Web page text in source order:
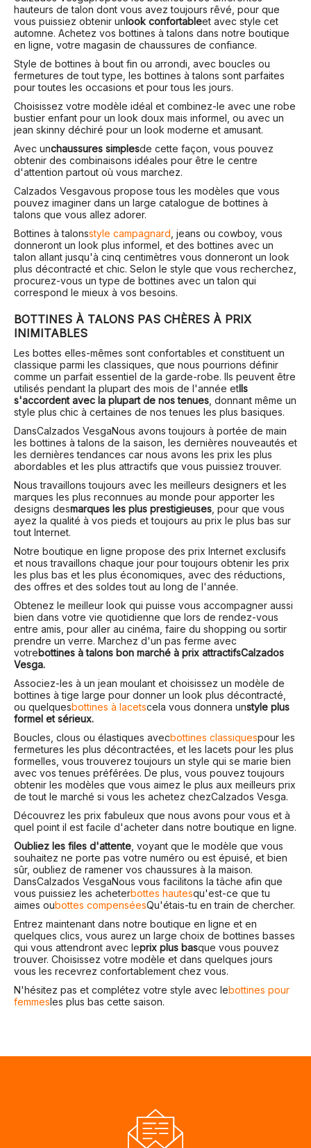
hauteurs de talon dont vous avez toujours rêvé, pour que
vous puissiez obtenir unlook confortableet avec style cet
automne. Achetez vos bottines à talons dans notre boutique
en ligne, votre magasin de chaussures de confiance.
Style de bottines à bout fin ou arrondi, avec boucles ou
fermetures de tout type, les bottines à talons sont parfaites
pour toutes les occasions et pour tous les jours.
Choisissez votre modèle idéal et combinez-le avec une robe
bustier enfant pour un look doux mais informel, ou avec un
jean skinny déchiré pour un look moderne et amusant.
Avec unchaussures simplesde cette façon, vous pouvez
obtenir des combinaisons idéales pour être le centre
d'attention partout où vous marchez.
Calzados Vesgavous propose tous les modèles que vous
pouvez imaginer dans un large catalogue de bottines à
talons que vous allez adorer.
Bottines à talonsstyle campagnard, jeans ou cowboy, vous
donneront un look plus informel, et des bottines avec un
talon allant jusqu'à cinq centimètres vous donneront un look
plus décontracté et chic. Selon le style que vous recherchez,
procurez-vous un type de bottines avec un talon qui
correspond le mieux à vos besoins.
BOTTINES À TALONS PAS CHÈRES À PRIX
INIMITABLES
Les bottes elles-mêmes sont confortables et constituent un
classique parmi les classiques, que nous pourrions définir
comme un parfait essentiel de la garde-robe. Ils peuvent être
utilisés pendant la plupart des mois de l'année etIls
s'accordent avec la plupart de nos tenues, donnant même un
style plus chic à certaines de nos tenues les plus basiques.
DansCalzados VesgaNous avons toujours à portée de main
les bottines à talons de la saison, les dernières nouveautés et
les dernières tendances car nous avons les prix les plus
abordables et les plus attractifs que vous puissiez trouver.
Nous travaillons toujours avec les meilleurs designers et les
marques les plus reconnues au monde pour apporter les
designs desmarques les plus prestigieuses, pour que vous
ayez la qualité à vos pieds et toujours au prix le plus bas sur
tout Internet.
Notre boutique en ligne propose des prix Internet exclusifs
et nous travaillons chaque jour pour toujours obtenir les prix
les plus bas et les plus économiques, avec des réductions,
des offres et des soldes tout au long de l'année.
Obtenez le meilleur look qui puisse vous accompagner aussi
bien dans votre vie quotidienne que lors de rendez-vous
entre amis, pour aller au cinéma, faire du shopping ou sortir
prendre un verre. Marchez d'un pas ferme avec
votrebottines à talons bon marché à prix attractifsCalzados
Vesga.
Associez-les à un jean moulant et choisissez un modèle de
bottines à tige large pour donner un look plus décontracté,
ou quelquesbottines à lacetscela vous donnera unstyle plus
formel et sérieux.
Boucles, clous ou élastiques avecbottines classiquespour les
fermetures les plus décontractées, et les lacets pour les plus
formelles, vous trouverez toujours un style qui se marie bien
avec vos tenues préférées. De plus, vous pouvez toujours
obtenir les modèles que vous aimez le plus aux meilleurs prix
de tout le marché si vous les achetez chezCalzados Vesga.
Découvrez les prix fabuleux que nous avons pour vous et à
quel point il est facile d'acheter dans notre boutique en ligne.
Oubliez les files d'attente, voyant que le modèle que vous
souhaitez ne porte pas votre numéro ou est épuisé, et bien
sûr, oubliez de ramener vos chaussures à la maison.
DansCalzados VesgaNous vous facilitons la tâche afin que
vous puissiez les acheterbottes hautesqu'est-ce que tu
aimes oubottes compenséesQu'étais-tu en train de chercher.
Entrez maintenant dans notre boutique en ligne et en
quelques clics, vous aurez un large choix de bottines basses
qui vous attendront avec leprix plus basque vous pouvez
trouver. Choisissez votre modèle et dans quelques jours
vous les recevrez confortablement chez vous.
N'hésitez pas et complétez votre style avec lebottines pour
femmesles plus bas cette saison.